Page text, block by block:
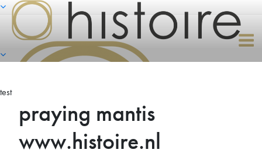
Naar
inhoud
springen
test
praying mantis
www.histoire.nl